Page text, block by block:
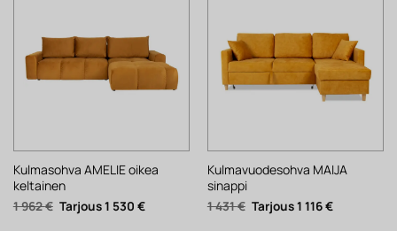
Kulmasohva AMELIE oikea
keltainen
1 962€ Alkuperäinen
hinta
1 530 €Nykyinen
Kulmavuodesohva MAIJA
sinappi
1 431€ Alkuperäinen
hinta
1 116€Nykyinen